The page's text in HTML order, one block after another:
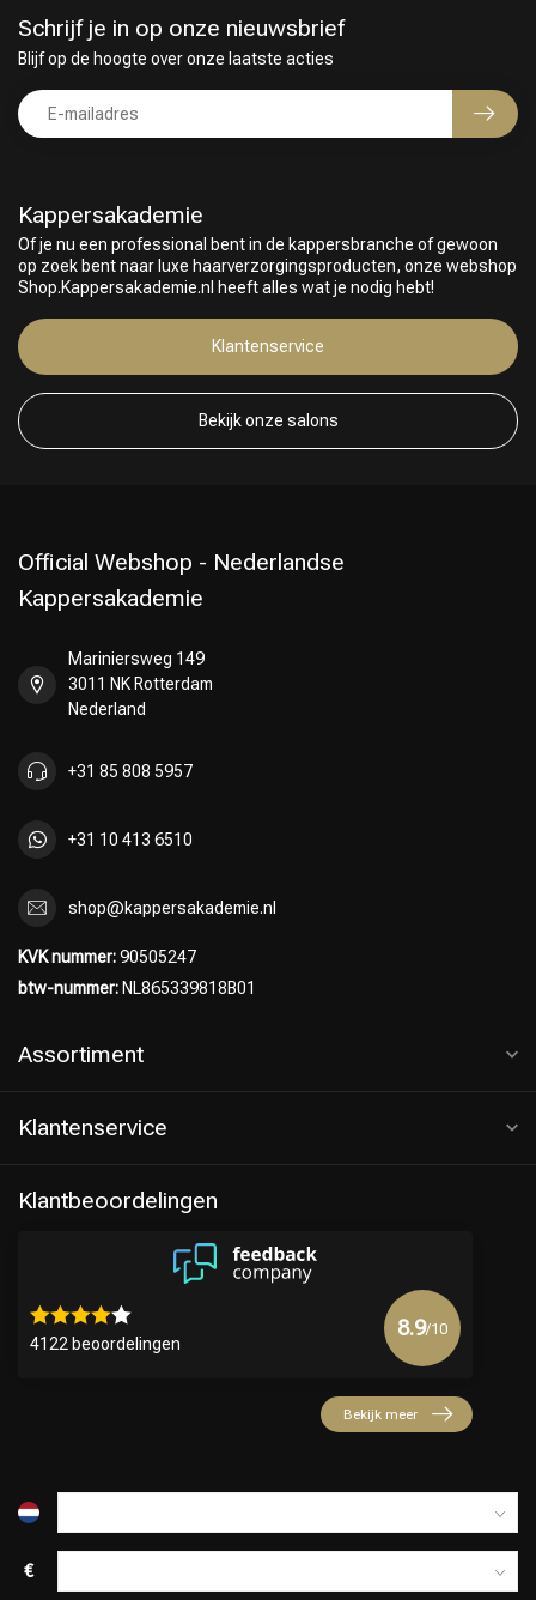
Kappersakademie
Of je nu een professional bent in de kappersbranche of gewoon
op zoek bent naar luxe haarverzorgingsproducten, onze webshop
Shop.Kappersakademie.nl heeft alles wat je nodig hebt!
Klantenservice
Bekijk onze salons
Schrijf je in op onze nieuwsbrief
Blijf op de hoogte over onze laatste acties
Official Webshop - Nederlandse
Kappersakademie
Mariniersweg 149
3011 NK Rotterdam
Nederland
+31 85 808 5957
+31 10 413 6510
shop@kappersakademie.nl
KVK nummer:90505247
btw-nummer: NL865339818B01
Assortiment
Klantenservice
Klantbeoordelingen
4122 beoordelingen
8.9/10
Bekijk meer
€